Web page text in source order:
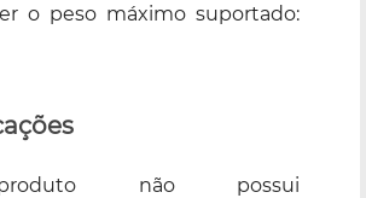
o peso máximo suportado:
não possui